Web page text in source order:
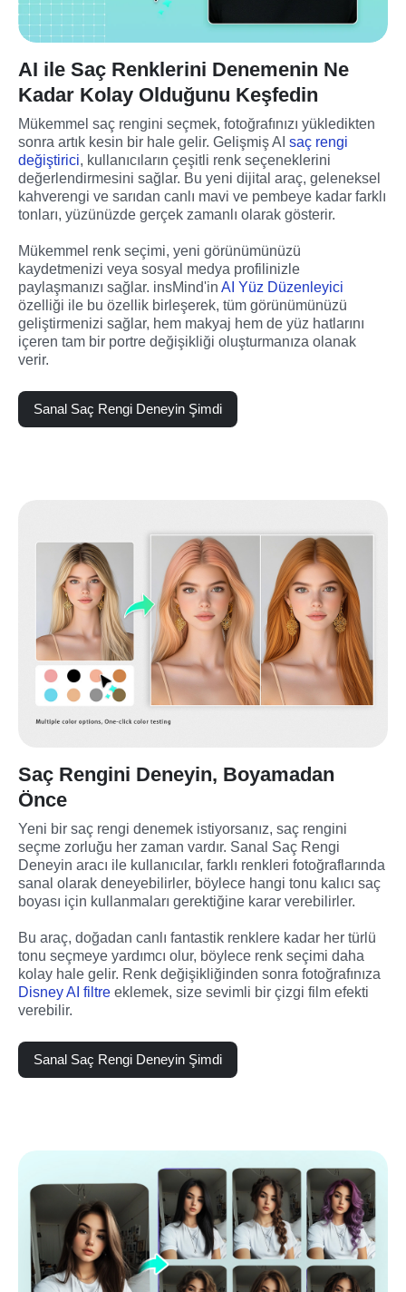
AI ile Saç Renklerini Denemenin Ne
Kadar Kolay Olduğunu Keşfedin
Mükemmel saç rengini seçmek, fotoğrafınızı yükledikten
sonra artık kesin bir hale gelir. Gelişmiş AI saç rengi
değiştirici, kullanıcıların çeşitli renk seçeneklerini
değerlendirmesini sağlar. Bu yeni dijital araç, geleneksel
kahverengi ve sarıdan canlı mavi ve pembeye kadar farklı
tonları, yüzünüzde gerçek zamanlı olarak gösterir.
Mükemmel renk seçimi, yeni görünümünüzü
kaydetmenizi veya sosyal medya profilinizle
paylaşmanızı sağlar. insMind'in AI Yüz Düzenleyici
özelliği ile bu özellik birleşerek, tüm görünümünüzü
geliştirmenizi sağlar, hem makyaj hem de yüz hatlarını
içeren tam bir portre değişikliği oluşturmanıza olanak
verir.
Sanal Saç Rengi Deneyin Şimdi
Saç Rengini Deneyin, Boyamadan
Önce
Yeni bir saç rengi denemek istiyorsanız, saç rengini
seçme zorluğu her zaman vardır. Sanal Saç Rengi
Deneyin aracı ile kullanıcılar, farklı renkleri fotoğraflarında
sanal olarak deneyebilirler, böylece hangi tonu kalıcı saç
boyası için kullanmaları gerektiğine karar verebilirler.
Bu araç, doğadan canlı fantastik renklere kadar her türlü
tonu seçmeye yardımcı olur, böylece renk seçimi daha
Disney AI filtre eklemek, size sevimli bir çizgi film efekti
verebilir.
Sanal Saç Rengi Deneyin Şimdi